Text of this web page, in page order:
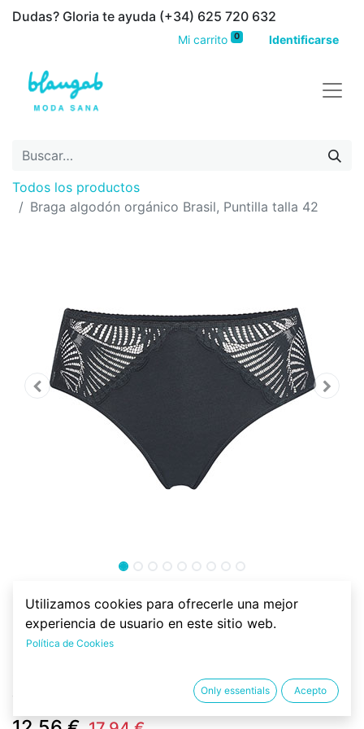
Dudas? Gloria te ayuda (+34) 625 720 632
Mi carrito 0 Identificarse
Todos los productos
Braga algodón orgánico Brasil, Puntilla talla 42
Braga algodón orgánico Brasil,
Puntilla talla 42
algodón sexy. Con certificado Fairtrade y Peta.
Utilizamos cookies para ofrecerle una mejor
experiencia de usuario en este sitio web.
Política de Cookies
Only essentials Acepto